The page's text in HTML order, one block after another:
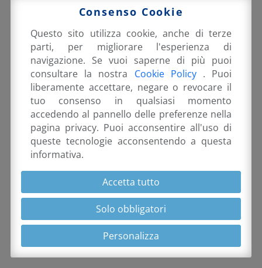
© EMANUELE ORSINI 2026 | PRIVACY POLICY &
COOKIE
Consenso Cookie
Questo sito utilizza cookie, anche di terze
parti, per migliorare l'esperienza di
navigazione. Se vuoi saperne di più puoi
consultare la nostra Cookie Policy . Puoi
liberamente accettare, negare o revocare il
tuo consenso in qualsiasi momento
accedendo al pannello delle preferenze nella
pagina privacy. Puoi acconsentire all'uso di
queste tecnologie acconsentendo a questa
informativa.
Accetta tutto
Solo obbligatori
Personalizza